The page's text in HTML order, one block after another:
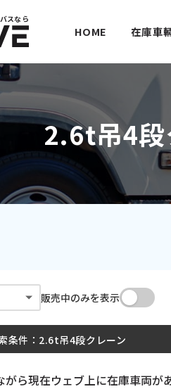
スなら
HOME 在庫車
2.6t吊4段
ダンプ ク
販売中のみを表示
条件： 2.6t吊4段クレーン
がら現在ウェブ上に在庫車両が